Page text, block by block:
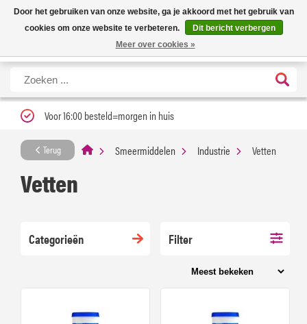
Nieuwe levertijd: 1 tot 3 werkdagen | Nu 25% korting op gehele assortiment
Carfume met kortingscode ''verfrissend''
X
Voor 16:00 besteld=morgen in huis
Terug Smeermiddelen Industrie Vetten
Vetten
Categorieën Filter
Door het gebruiken van onze website, ga je akkoord met het gebruik van
cookies om onze website te verbeteren.
Dit bericht verbergen
Meer over cookies »